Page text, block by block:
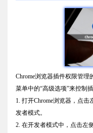
Chrome浏览器插件权限管理
菜单中的“高级选项”来控制
1. 打开Chrome浏览器，点
发者模式。
2. 在开发者模式中，点击左